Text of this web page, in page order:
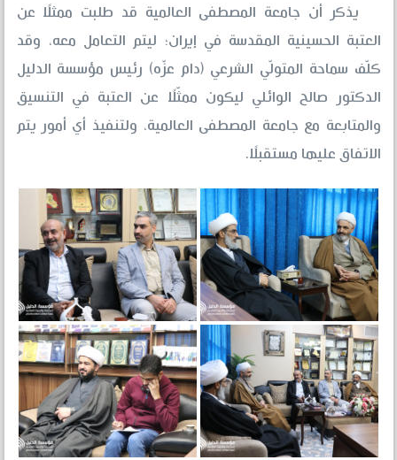
يذكر أن جامعة المصطفى العالمية قد طلبت ممثلًا عن
العتبة الحسينية المقدسة في إيران؛ ليتم التعامل معه، وقد
كلّف سماحة المتولّي الشرعي (دام عزّه) رئيس مؤسسة الدليل
الدكتور صالح الوائلي ليكون ممثّلًا عن العتبة في التنسيق
والمتابعة مع جامعة المصطفى العالمية، ولتنفيذ أي أمور يتم
الاتفاق عليها مستقبلًا.